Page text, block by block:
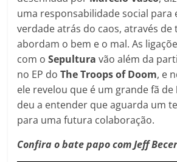
uma responsabilidade social para
verdade atrás do caos, através de
abordam o bem e o mal. As
com oSepulturavão além da
no EP doThe Troops of Doom, e
ele revelou que é um grande fã de
deu a entender que aguarda um
para uma futura colaboração.
Confira o bate papo com Jeff